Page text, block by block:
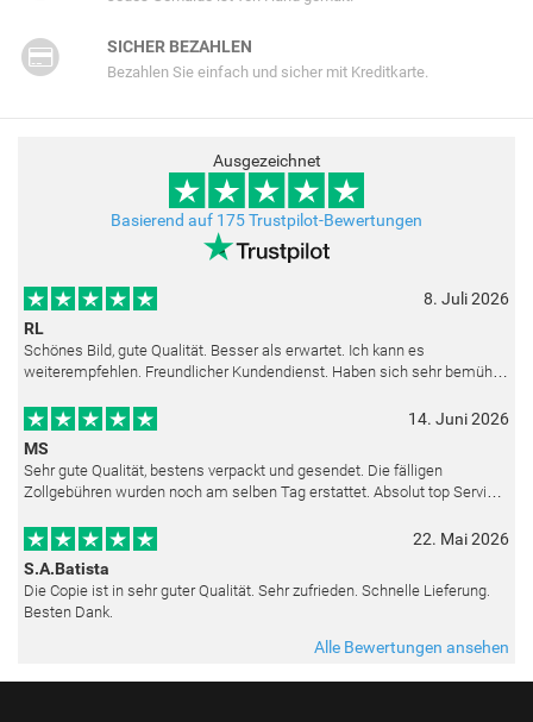
SICHER BEZAHLEN
Bezahlen Sie einfach und sicher mit Kreditkarte.
Ausgezeichnet
Basierend auf 175 Trustpilot-Bewertungen
8. Juli 2026
RL
Schönes Bild, gute Qualität. Besser als erwartet. Ich kann es
weiterempfehlen. Freundlicher Kundendienst. Haben sich sehr bemüht
14. Juni 2026
MS
Sehr gute Qualität, bestens verpackt und gesendet. Die fälligen
Zollgebühren wurden noch am selben Tag erstattet. Absolut top Service
22. Mai 2026
S.A.Batista
Die Copie ist in sehr guter Qualität. Sehr zufrieden. Schnelle Lieferung.
Besten Dank.
Alle Bewertungen ansehen